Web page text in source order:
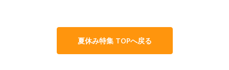
夏休み特集 TOPへ戻る